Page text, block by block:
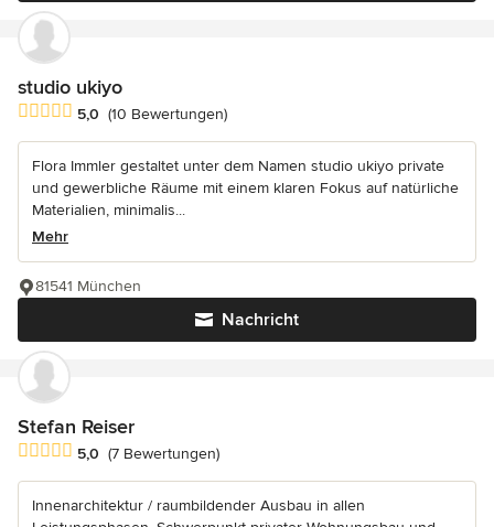
studio ukiyo
Durchschnittliche Bewertung: 5 von 5 Sternen
5,0 (10 Bewertungen)
Flora Immler gestaltet unter dem Namen studio ukiyo private
und gewerbliche Räume mit einem klaren Fokus auf natürliche
Materialien, minimalis...
Mehr
Nachricht
81541 München
Stefan Reiser
Durchschnittliche Bewertung: 5 von 5 Sternen
5,0 (7 Bewertungen)
Innenarchitektur / raumbildender Ausbau in allen